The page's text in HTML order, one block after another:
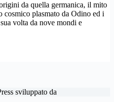
da quella germanica, il mito
cosmico plasmato da Odino ed i
volta da nove mondi e
sviluppato da